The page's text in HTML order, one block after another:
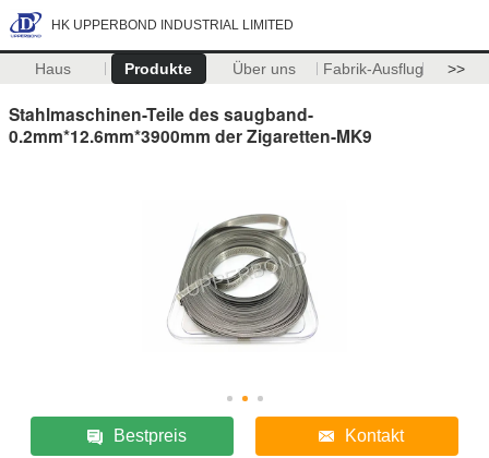
HK UPPERBOND INDUSTRIAL LIMITED
Haus Produkte Über uns Fabrik-Ausflug >>
Stahlmaschinen-Teile des saugband-
0.2mm*12.6mm*3900mm der Zigaretten-MK9
Bestpreis Kontakt